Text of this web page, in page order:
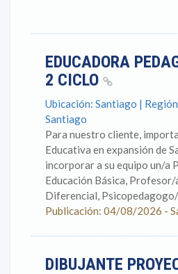
EDUCADORA
2 CICLO
Ubicación: Santiago |
Santiago
Para nuestro cliente,
Educativa en expansión de
incorporar a su equipo un/a
Educación Básica, Profesor/
Diferencial, Psicopedagogo/
Publicación: 04/08/2026 -
DIBUJANTE